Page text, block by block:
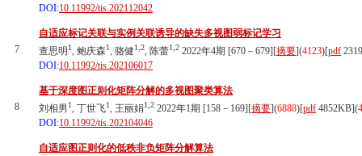
DOI:10.11992/tis.202112042
7
自适应标记关联与实例关联诱导的缺失多视图弱标记学习
查思明 1, 鲍庆森1, 骆健1,2, 陈蕾1,2 2022年4期 [670－679][摘要](4123)[pdf
DOI:10.11992/tis.202106017
8
基于深度图正则化矩阵分解的多视图聚类算法
刘相男1, 丁世飞1, 王丽娟1,2 2022年1期 [158－169][摘要](6888)[pdf 4852KB](
DOI:10.11992/tis.202104046
自适应图正则化的低秩非负矩阵分解算法